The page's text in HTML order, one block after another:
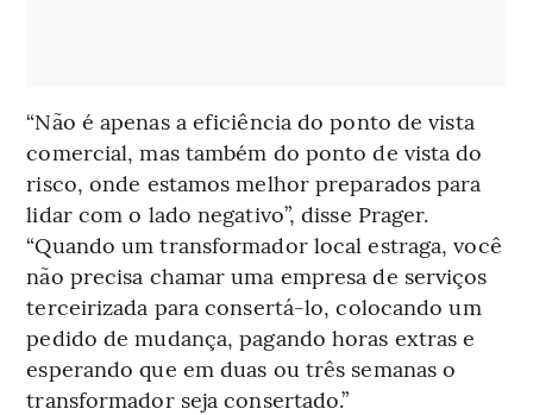
“Não é apenas a eficiência do ponto de vista
comercial, mas também do ponto de vista do
risco, onde estamos melhor preparados para
lidar com o lado negativo”, disse Prager.
“Quando um transformador local estraga, você
não precisa chamar uma empresa de serviços
terceirizada para consertá-lo, colocando um
pedido de mudança, pagando horas extras e
esperando que em duas ou três semanas o
transformador seja consertado.”